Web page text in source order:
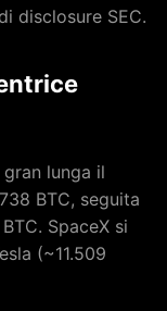
disclosure SEC.
lunga il
BTC, seguita
SpaceX si
(~11.509